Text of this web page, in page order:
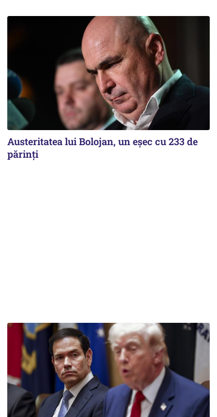
Austeritatea lui Bolojan, un eșec cu 233 de
părinți